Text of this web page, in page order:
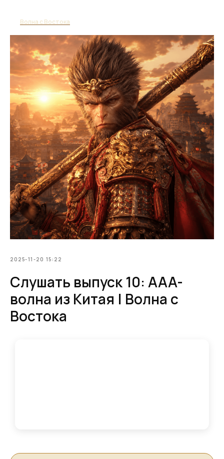
Волна с Востока
2025-11-20 15:22
Слушать выпуск 10: AAA-
волна из Китая | Волна с
Востока